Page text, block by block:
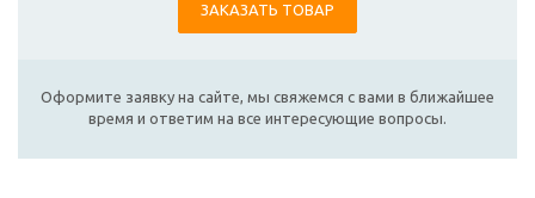
ЗАКАЗАТЬ ТОВАР
Оформите заявку на сайте, мы свяжемся с вами в ближайшее
время и ответим на все интересующие вопросы.